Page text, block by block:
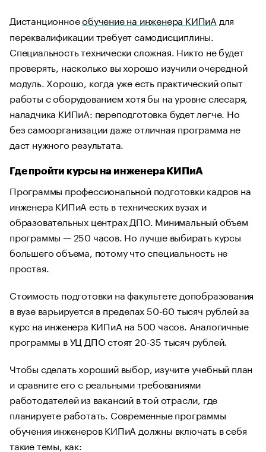
Дистанционноеобучение на инженера КИПиА для
переквалификации требует самодисциплины.
Специальность технически сложная. Никто не будет
проверять, насколько вы хорошо изучили очередной
модуль. Хорошо, когда уже есть практический опыт
работы с оборудованием хотя бы на уровне слесаря,
наладчика КИПиА: переподготовка будет легче. Но
без самоорганизации даже отличная программа не
даст нужного результата.
Где пройти курсы на инженера КИПиА
Программы профессиональной подготовки кадров на
инженера КИПиА есть в технических вузах и
образовательных центрах ДПО. Минимальный объем
программы — 250 часов. Но лучше выбирать курсы
большего объема, потому что специальность не
простая.
Стоимость подготовки на факультете допобразования
в вузе варьируется в пределах 50-60 тысяч рублей за
курс на инженера КИПиА на 500 часов. Аналогичные
программы в УЦ ДПО стоят 20-35 тысяч рублей.
Чтобы сделать хороший выбор, изучите учебный план
и сравните его с реальными требованиями
работодателей из вакансий в той отрасли, где
планируете работать. Современные программы
обучения инженеров КИПиА должны включать в себя
такие темы, как: